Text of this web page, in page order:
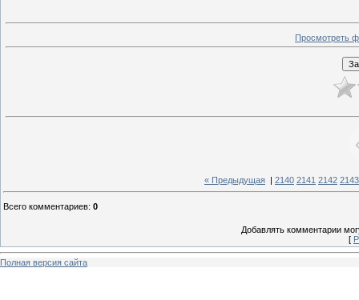
Просмотреть
« Предыдущая | 2140 2141 2142 2143
Всего комментариев: 0
Добавлять комментарии
[
Полная версия сайта